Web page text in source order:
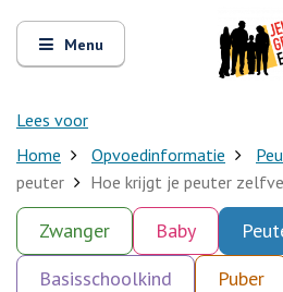
Open
en
sluit
Menu
Lees voor
Zoeken
Home Opvoedinformatie
peuter
Hoe krijgt je peuter
Zwanger Baby
Basisschoolkind
Puber